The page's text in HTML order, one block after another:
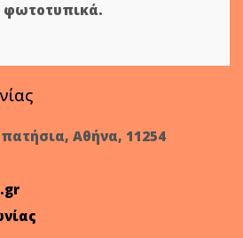
φωτοτυπικά.
Αθήνα, 11254